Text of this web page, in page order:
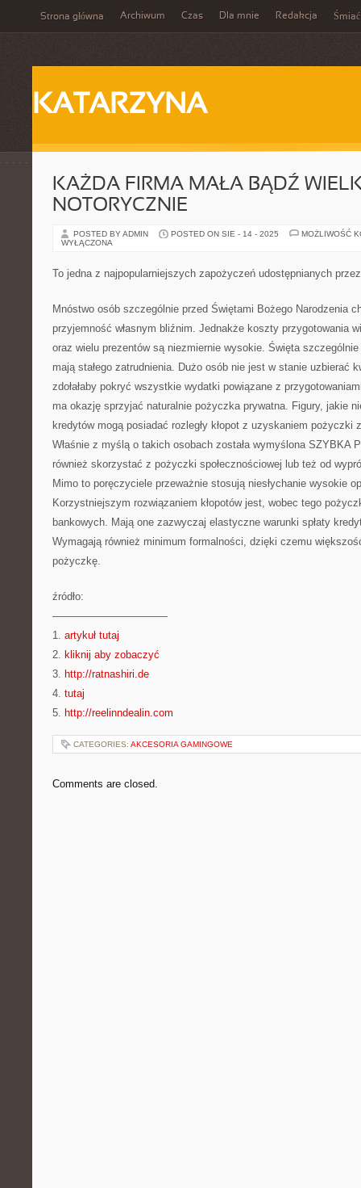
Strona główna Archiwum Czas Dla mnie Redakcja Śmiać
KATARZYNA
KAŻDA FIRMA MAŁA BĄDŹ
NOTORYCZNIE
POSTED BY ADMIN POSTED ON SIE - 14 - 2025
MOŻLIWOŚĆ
WYŁĄCZONA
To jedna z najpopularniejszych zapożyczeń udostępnianych
Mnóstwo osób szczególnie przed Świętami Bożego Narodzenia
przyjemność własnym bliźnim. Jednakże koszty przygotowania
oraz wielu prezentów są niezmiernie wysokie. Święta
mają stałego zatrudnienia. Dużo osób nie jest w stanie uzbierać
zdołałaby pokryć wszystkie wydatki powiązane z
ma okazję sprzyjać naturalnie pożyczka prywatna. Figury, jakie
kredytów mogą posiadać rozległy kłopot z uzyskaniem pożyczki
Właśnie z myślą o takich osobach została wymyślona SZYBKA
również skorzystać z pożyczki społecznościowej lub też od
Mimo to poręczyciele przeważnie stosują niesłychanie wysokie
Korzystniejszym rozwiązaniem kłopotów jest, wobec tego
bankowych. Mają one zazwyczaj elastyczne warunki spłaty
Wymagają również minimum formalności, dzięki czemu
pożyczkę.
źródło:
———————————
1. artykuł tutaj
2. kliknij aby zobaczyć
3. http://ratnashiri.de
4. tutaj
5. http://reelinndealin.com
CATEGORIES: AKCESORIA GAMINGOWE
Comments are closed.